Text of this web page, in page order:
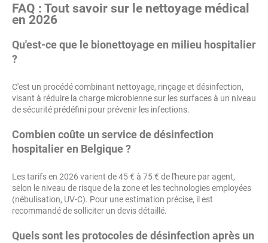
FAQ : Tout savoir sur le nettoyage médical
en 2026
Qu'est-ce que le bionettoyage en milieu hospitalier
?
C'est un procédé combinant nettoyage, rinçage et désinfection,
visant à réduire la charge microbienne sur les surfaces à un niveau
de sécurité prédéfini pour prévenir les infections.
Combien coûte un service de désinfection
hospitalier en Belgique ?
Les tarifs en 2026 varient de 45 € à 75 € de l'heure par agent,
selon le niveau de risque de la zone et les technologies employées
(nébulisation, UV-C). Pour une estimation précise, il est
recommandé de solliciter un devis détaillé.
Quels sont les protocoles de désinfection après un